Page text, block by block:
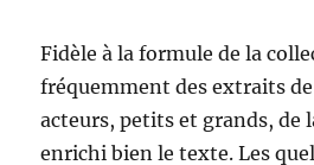
Fidèle à la formule de la
fréquemment des extraits
acteurs, petits et grands, de
enrichi bien le texte. Les